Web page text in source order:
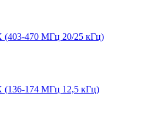
(403-470 МГц 20/25 кГц)
(136-174 МГц 12,5 кГц)